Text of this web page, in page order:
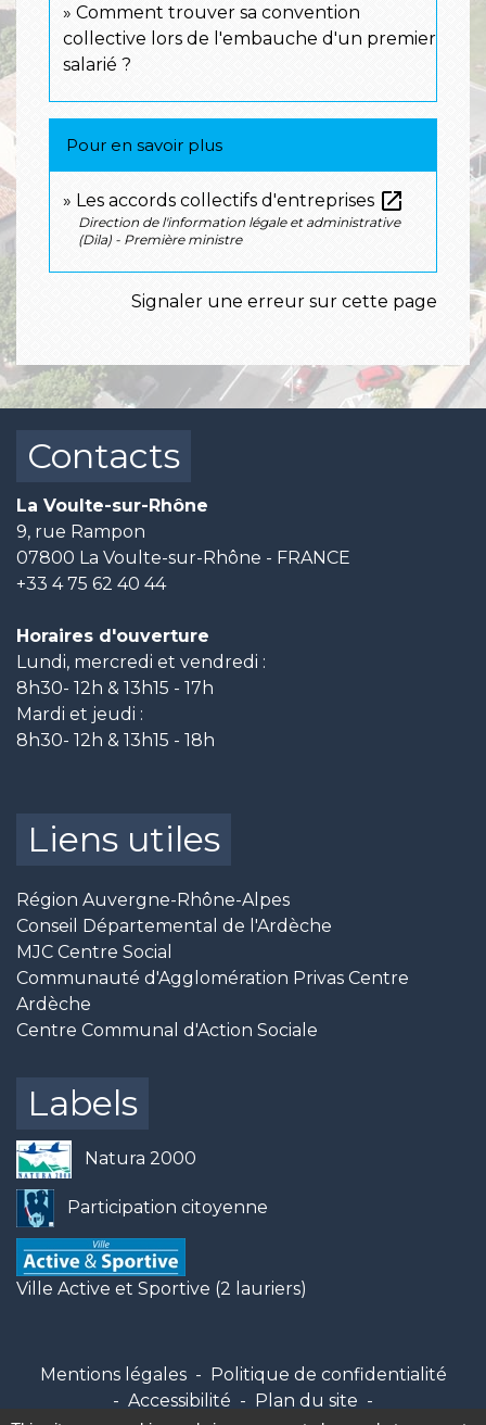
Comment trouver sa convention
collective lors de l'embauche d'un premier
salarié ?
Pour en savoir plus
Les accords collectifs d'entreprises open_in_new
Direction de l'information légale et administrative
(Dila) - Première ministre
Signaler une erreur sur cette page
Contacts
La Voulte-sur-Rhône
9, rue Rampon
07800 La Voulte-sur-Rhône - FRANCE
+33 4 75 62 40 44
Horaires d'ouverture
Lundi, mercredi et vendredi :
8h30- 12h & 13h15 - 17h
Mardi et jeudi :
8h30- 12h & 13h15 - 18h
Liens utiles
Région Auvergne-Rhône-Alpes
Conseil Départemental de l'Ardèche
MJC Centre Social
Communauté d'Agglomération Privas Centre
Ardèche
Centre Communal d'Action Sociale
Labels
Natura 2000
Participation citoyenne
Ville Active et Sportive (2 lauriers)
Mentions légales - Politique de confidentialité
- Accessibilité - Plan du site -